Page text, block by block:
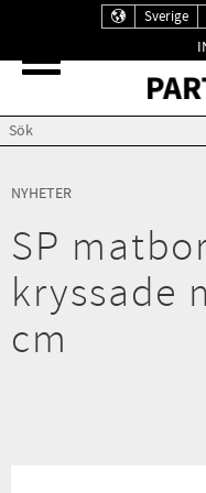
Sverige
NYHETER
SP
kryssade
cm